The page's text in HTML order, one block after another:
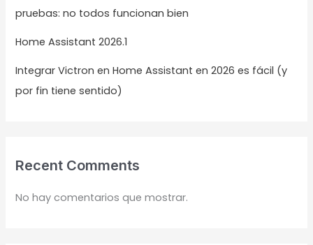
pruebas: no todos funcionan bien
Home Assistant 2026.1
Integrar Victron en Home Assistant en 2026 es fácil (y
por fin tiene sentido)
Recent Comments
No hay comentarios que mostrar.